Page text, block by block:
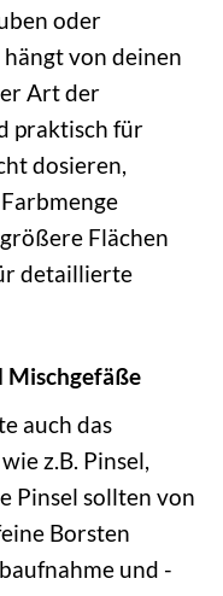
oder
von deinen
Art der
praktisch für
dosieren,
Flächen
detaillierte
Mischgefäße
auch das
z.B. Pinsel,
Pinsel sollten von
Borsten
und -